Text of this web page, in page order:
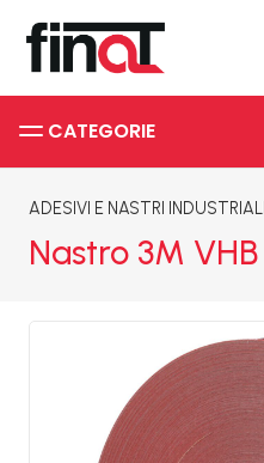
CATEGORIE
ADESIVI E NASTRI INDUSTRIALI
Nastro 3M VHB